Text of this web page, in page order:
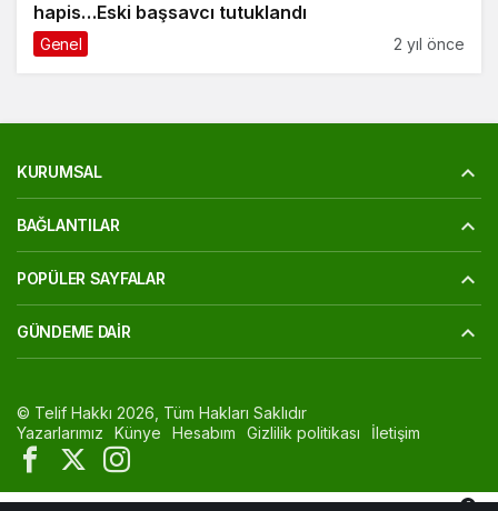
hapis…Eski başsavcı tutuklandı
Genel 2 yıl önce
KURUMSAL
BAĞLANTILAR
POPÜLER SAYFALAR
GÜNDEME DAIR
© Telif Hakkı 2026, Tüm Hakları Saklıdır
Yazarlarımız
Künye Hesabım Gizlilik politikası İletişim
0